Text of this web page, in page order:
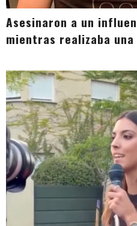
Asesinaron a un
mientras realizaba